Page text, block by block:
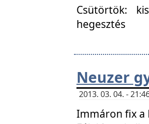
Csütörtök:
hegesztés
Neuzer
2013. 03. 04. -
Immáron fix a